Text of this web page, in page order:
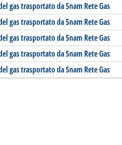
gas trasportato da Snam Rete Gas
gas trasportato da Snam Rete Gas
gas trasportato da Snam Rete Gas
gas trasportato da Snam Rete Gas
gas trasportato da Snam Rete Gas